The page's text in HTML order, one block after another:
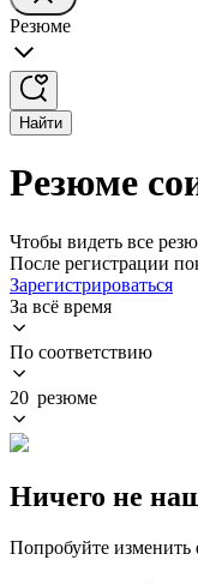
Резюме
Найти
Резюме
Чтобы видеть все
После регистрации
Зарегистрироваться
За всё время
По соответствию
20 резюме
Ничего не
Попробуйте